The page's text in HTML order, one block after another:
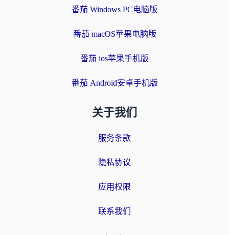
番茄 Windows PC电脑版
番茄 macOS苹果电脑版
番茄 ios苹果手机版
番茄 Android安卓手机版
关于我们
服务条款
隐私协议
应用权限
联系我们